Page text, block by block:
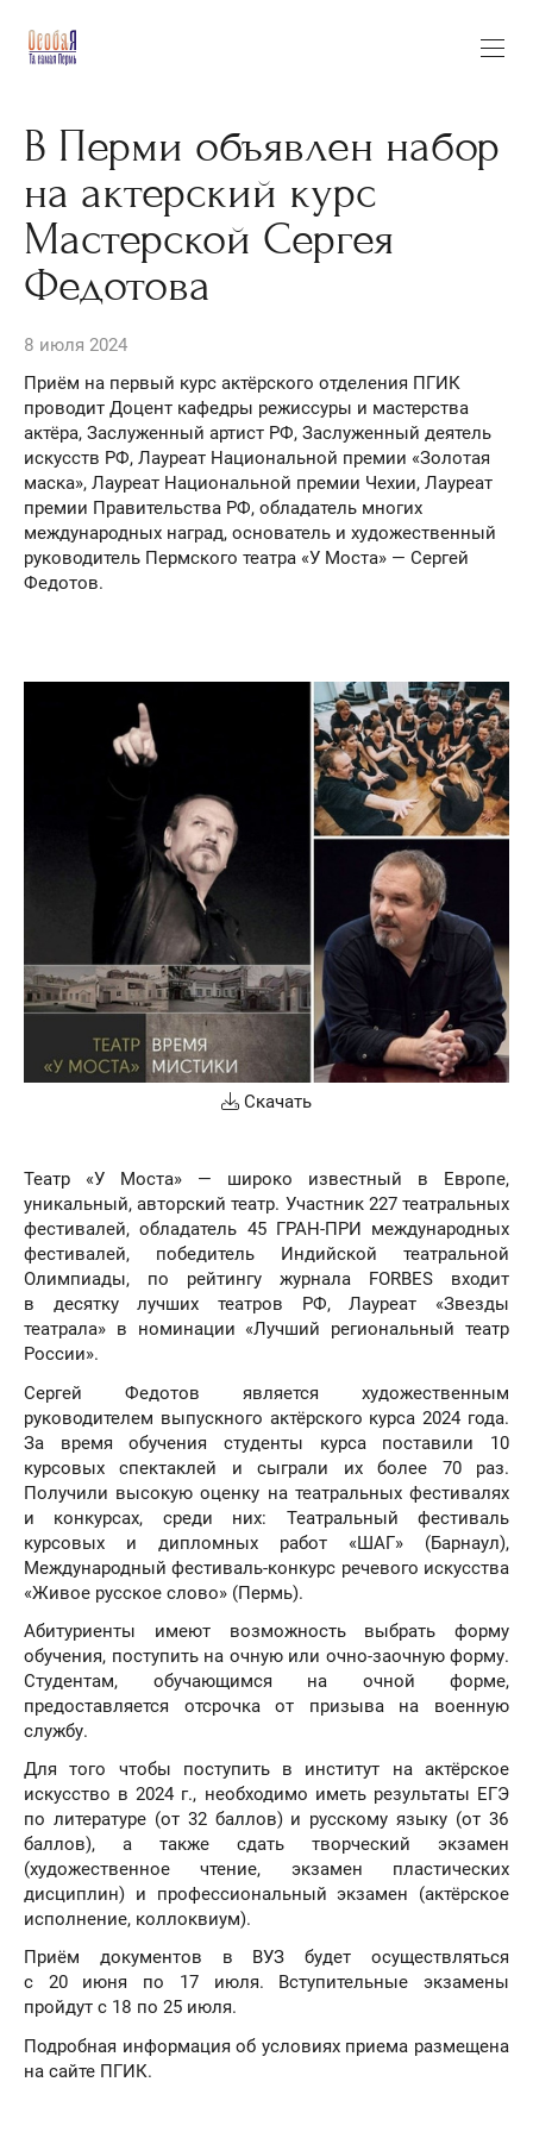
В Перми объявлен набор
на актерский курс
Мастерской Сергея
Федотова
8 июля 2024
Приём на первый курс актёрского отделения ПГИК
проводит Доцент кафедры режиссуры и мастерства
актёра, Заслуженный артист РФ, Заслуженный деятель
искусств РФ, Лауреат Национальной премии «Золотая
маска», Лауреат Национальной премии Чехии, Лауреат
премии Правительства РФ, обладатель многих
международных наград, основатель и художественный
руководитель Пермского театра «У Моста» — Сергей
Федотов.
Скачать
Театр «У Моста» — широко известный в Европе,
уникальный, авторский театр. Участник 227 театральных
фестивалей, обладатель 45 ГРАН-ПРИ международных
фестивалей, победитель Индийской театральной
Олимпиады, по рейтингу журнала FORBES входит
в десятку лучших театров РФ, Лауреат «Звезды
театрала» в номинации «Лучший региональный театр
России».
Сергей Федотов является художественным
руководителем выпускного актёрского курса 2024 года.
За время обучения студенты курса поставили 10
курсовых спектаклей и сыграли их более 70 раз.
Получили высокую оценку на театральных фестивалях
и конкурсах, среди них: Театральный фестиваль
курсовых и дипломных работ «ШАГ» (Барнаул),
Международный фестиваль-конкурс речевого искусства
«Живое русское слово» (Пермь).
Абитуриенты имеют возможность выбрать форму
обучения, поступить на очную или очно-заочную форму.
Студентам, обучающимся на очной форме,
предоставляется отсрочка от призыва на военную
службу.
Для того чтобы поступить в институт на актёрское
искусство в 2024 г., необходимо иметь результаты ЕГЭ
по литературе (от 32 баллов) и русскому языку (от 36
баллов), а также сдать творческий экзамен
(художественное чтение, экзамен пластических
дисциплин) и профессиональный экзамен (актёрское
исполнение, коллоквиум).
Приём документов в ВУЗ будет осуществляться
с 20 июня по 17 июля. Вступительные экзамены
пройдут с 18 по 25 июля.
Подробная информация об условиях приема размещена
на сайте ПГИК.